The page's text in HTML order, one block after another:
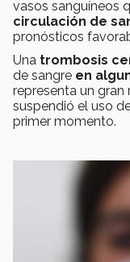
vasos sanguíneos
circulación de
pronósticos
Una trombosis
de sangre en
representa un gran
suspendió el uso
primer momento.